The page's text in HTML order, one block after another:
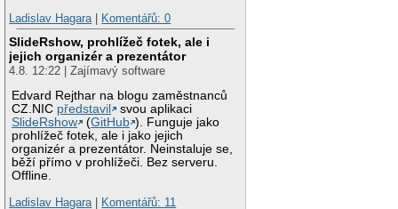
Ladislav Hagara| Komentářů: 0
SlideRshow, prohlížeč fotek, ale i
jejich organizér a prezentátor
4.8. 12:22 | Zajímavý software
Edvard Rejthar na blogu zaměstnanců
CZ.NIC představil
svou aplikaci
SlideRshow
(GitHub ). Funguje jako
prohlížeč fotek, ale i jako jejich
organizér a prezentátor. Neinstaluje se,
běží přímo v prohlížeči. Bez serveru.
Offline.
Ladislav Hagara| Komentářů: 11